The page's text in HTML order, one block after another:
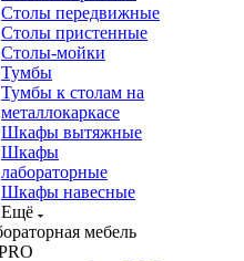
Столы передвижные
Столы пристенные
Столы-мойки
Тумбы
Тумбы к столам на
металлокаркасе
Шкафы вытяжные
Шкафы
лабораторные
Шкафы навесные
Ещё